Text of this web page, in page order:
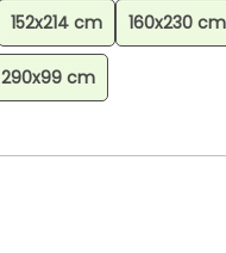
152x214 cm 160x230 cm
290x99 cm